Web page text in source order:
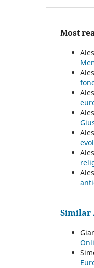
Most
Similar